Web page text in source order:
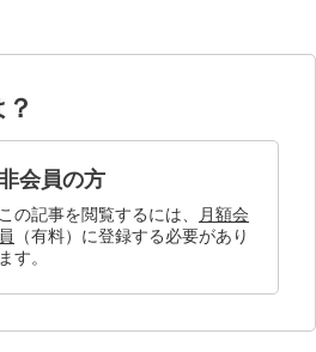
会員の方
この記事を閲覧するには、
月額会
員
（有料）に登録する必要があり
ます。